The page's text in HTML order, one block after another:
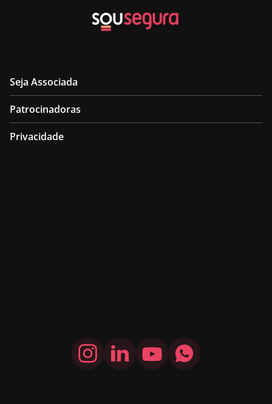
Seja Associada
Patrocinadoras
Privacidade